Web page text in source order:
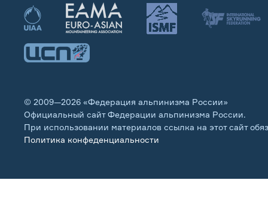
© 2009—2026 «Федерация альпинизма России»
Официальный сайт Федерации альпинизма России.
При использовании материалов ссылка на этот сайт
Политика конфеденциальности